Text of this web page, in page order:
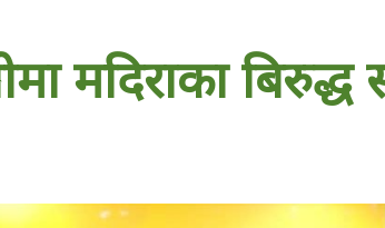
मदिराका